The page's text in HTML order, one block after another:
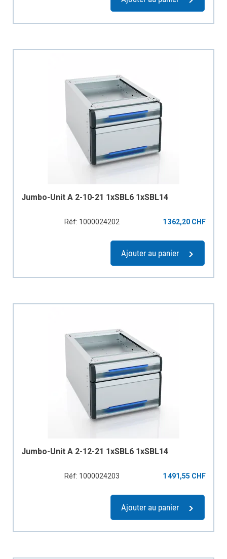
Jumbo-Unit A 2-10-21 1xSBL6 1xSBL14
Réf: 1000024202 1 362,20 CHF
Ajouter au panier
Jumbo-Unit A 2-12-21 1xSBL6 1xSBL14
Réf: 1000024203 1 491,55 CHF
Ajouter au panier